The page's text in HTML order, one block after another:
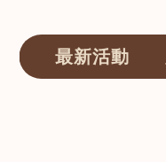
最新活動